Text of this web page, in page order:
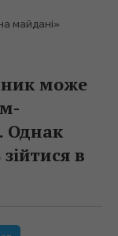
майдані»
може
Однак
в